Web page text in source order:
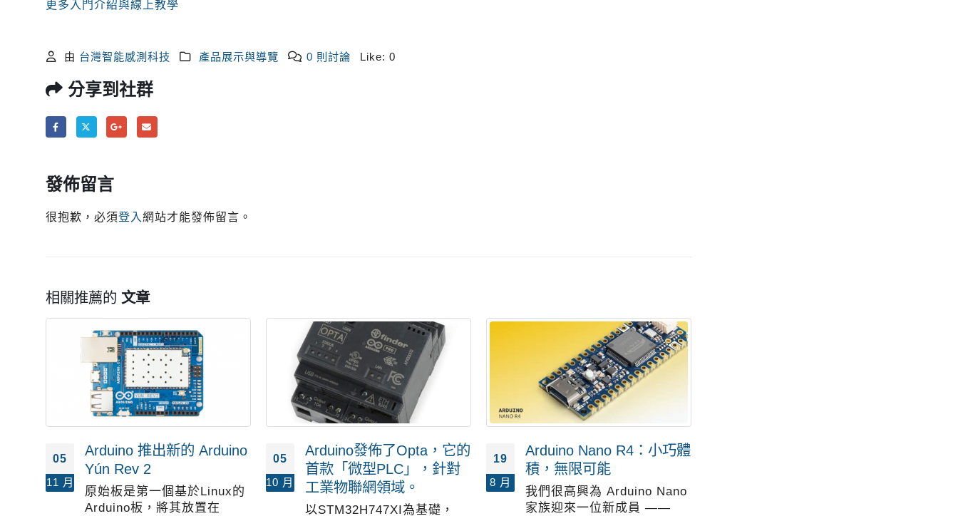
更多入門介紹與線上教學
由 台灣智能感測科技 產品展示與導覽 0 則討論 Like: 0
分享到社群
發佈留言
很抱歉，必須登入 網站才能發佈留言。
相關推薦的 文章
05
11 月
Arduino 推出新的 Arduino
Yún Rev 2
原始板是第一個基於Linux的
Arduino板，將其放置在
05
10 月
Arduino發佈了Opta，它的
首款「微型PLC」，針對
工業物聯網領域。
以STM32H747XI為基礎，
19
8 月
Arduino Nano R4：小巧體
積，無限可能
我們很高興為 Arduino Nano
家族迎來一位新成員 ——